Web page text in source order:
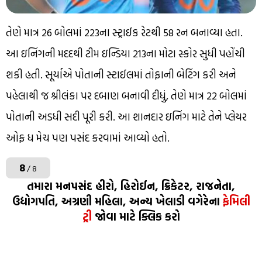
તેણે માત્ર 26 બોલમાં 223ના સ્ટ્રાઈક રેટથી 58 રન બનાવ્યા હતા.
આ ઇનિંગની મદદથી ટીમ ઇન્ડિયા 213ના મોટા સ્કોર સુધી પહોંચી
શકી હતી. સૂર્યાએ પોતાની સ્ટાઈલમાં તોફાની બેટિંગ કરી અને
પહેલાથી જ શ્રીલંકા પર દબાણ બનાવી દીધું, તેણે માત્ર 22 બોલમાં
પોતાની અડધી સદી પૂરી કરી. આ શાનદાર ઇનિંગ માટે તેને પ્લેયર
ઓફ ધ મેચ પણ પસંદ કરવામાં આવ્યો હતો.
8/ 8
તમારા મનપસંદ હીરો, હિરોઈન, ક્રિકેટર, રાજનેતા,
ઉદ્યોગપતિ, અગ્રણી મહિલા, અન્ય ખેલાડી વગેરેના ફેમિલી
ટ્રી જોવા માટે ક્લિક કરો